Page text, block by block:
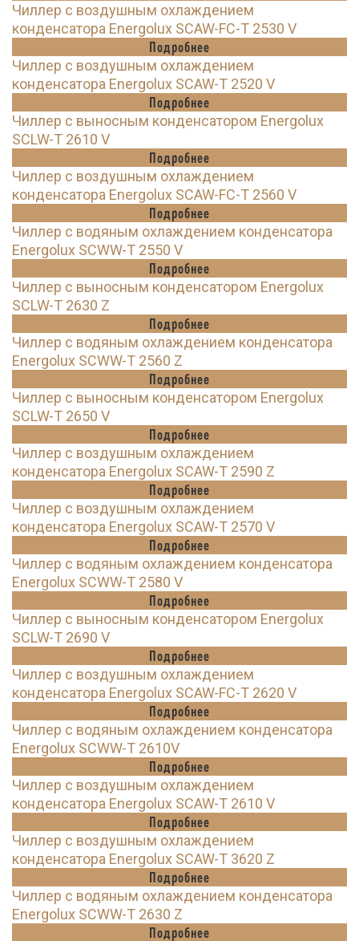
Чиллер с воздушным охлаждением
конденсатора Energolux SCAW-FC-T 2530 V
Подробнее
Чиллер с воздушным охлаждением
конденсатора Energolux SCAW-T 2520 V
Подробнее
Чиллер с выносным конденсатором Energolux
SCLW-T 2610 V
Подробнее
Чиллер с воздушным охлаждением
конденсатора Energolux SCAW-FC-T 2560 V
Подробнее
Чиллер с водяным охлаждением конденсатора
Energolux SCWW-T 2550 V
Подробнее
Чиллер с выносным конденсатором Energolux
SCLW-T 2630 Z
Подробнее
Чиллер с водяным охлаждением конденсатора
Energolux SCWW-T 2560 Z
Подробнее
Чиллер с выносным конденсатором Energolux
SCLW-T 2650 V
Подробнее
Чиллер с воздушным охлаждением
конденсатора Energolux SCAW-T 2590 Z
Подробнее
Чиллер с воздушным охлаждением
конденсатора Energolux SCAW-T 2570 V
Подробнее
Чиллер с водяным охлаждением конденсатора
Energolux SCWW-T 2580 V
Подробнее
Чиллер с выносным конденсатором Energolux
SCLW-T 2690 V
Подробнее
Чиллер с воздушным охлаждением
конденсатора Energolux SCAW-FC-T 2620 V
Подробнее
Чиллер с водяным охлаждением конденсатора
Energolux SCWW-T 2610V
Подробнее
Чиллер с воздушным охлаждением
конденсатора Energolux SCAW-T 2610 V
Подробнее
Чиллер с воздушным охлаждением
конденсатора Energolux SCAW-T 3620 Z
Подробнее
Чиллер с водяным охлаждением конденсатора
Energolux SCWW-T 2630 Z
Подробнее